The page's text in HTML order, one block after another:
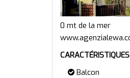
0 mt de la mer
CARACTÉRISTIQUES
Balcon